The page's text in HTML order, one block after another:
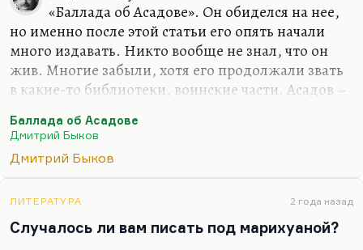
более четкой. Переводить с английского я буду
много. Вот «Март» переведу Кунищака, буду
«Сорделло» заканчивать. Конечно, я…
«Баллада об Асадове». Он обиделся на нее,
но именно после этой статьи его опять начали
много издавать. Никто вообще не знал, что он
жив. Многие забыли, хотя его продолжали звать
в какие-то библиотеки, воинские части. Асадов –
для советского нижнего этажа среднего класса.
Этим людям нужна своя поэзия. Это поэтическая
поп-культура, не лишенная ни морали, ни
находок. Безусловно, это важный человек.
Понимаете, в Советском Союзе была довольно
Баллада об Асадове
Дмитрий Быков
Дмитрий Быков
ЛИТЕРАТУРА 2 года назад
Случалось ли вам писать под марихуаной?